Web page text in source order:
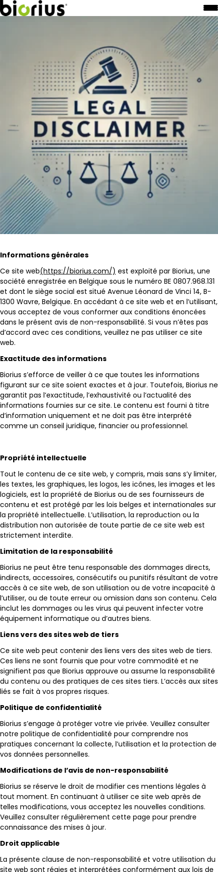
Informations générales
Ce site web(https://biorius.com/) est exploité par Biorius, une
société enregistrée en Belgique sous le numéro BE 0807.968.131
et dont le siège social est situé Avenue Léonard de Vinci 14, B-
1300 Wavre, Belgique. En accédant à ce site web et en l’utilisant,
vous acceptez de vous conformer aux conditions énoncées
dans le présent avis de non-responsabilité. Si vous n’êtes pas
d’accord avec ces conditions, veuillez ne pas utiliser ce site
web.
Exactitude des informations
Biorius s’efforce de veiller à ce que toutes les informations
figurant sur ce site soient exactes et à jour. Toutefois, Biorius ne
garantit pas l’exactitude, l’exhaustivité ou l’actualité des
informations fournies sur ce site. Le contenu est fourni à titre
d’information uniquement et ne doit pas être interprété
comme un conseil juridique, financier ou professionnel.
Propriété intellectuelle
Tout le contenu de ce site web, y compris, mais sans s’y limiter,
les textes, les graphiques, les logos, les icônes, les images et les
logiciels, est la propriété de Biorius ou de ses fournisseurs de
contenu et est protégé par les lois belges et internationales sur
la propriété intellectuelle. L’utilisation, la reproduction ou la
distribution non autorisée de toute partie de ce site web est
strictement interdite.
Limitation de la responsabilité
Biorius ne peut être tenu responsable des dommages directs,
indirects, accessoires, consécutifs ou punitifs résultant de votre
accès à ce site web, de son utilisation ou de votre incapacité à
l’utiliser, ou de toute erreur ou omission dans son contenu. Cela
inclut les dommages ou les virus qui peuvent infecter votre
équipement informatique ou d’autres biens.
Liens vers des sites web de tiers
Ce site web peut contenir des liens vers des sites web de tiers.
Ces liens ne sont fournis que pour votre commodité et ne
signifient pas que Biorius approuve ou assume la responsabilité
du contenu ou des pratiques de ces sites tiers. L’accès aux sites
liés se fait à vos propres risques.
Politique de confidentialité
Biorius s’engage à protéger votre vie privée. Veuillez consulter
notre politique de confidentialité pour comprendre nos
pratiques concernant la collecte, l’utilisation et la protection de
vos données personnelles.
Modifications de l’avis de non-responsabilité
Biorius se réserve le droit de modifier ces mentions légales à
tout moment. En continuant à utiliser ce site web après de
telles modifications, vous acceptez les nouvelles conditions.
Veuillez consulter régulièrement cette page pour prendre
connaissance des mises à jour.
Droit applicable
La présente clause de non-responsabilité et votre utilisation du
site web sont régies et interprétées conformément aux lois de